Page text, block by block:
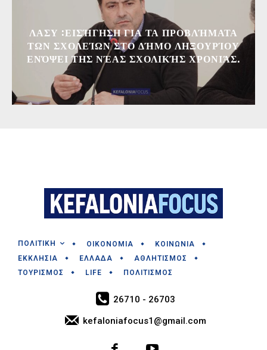
ΛΑΣΥ :ΕΙΣΉΓΗΣΗ ΓΙΑ ΤΑ ΠΡΟΒΛΉΜΑΤΑ
ΤΩΝ ΣΧΟΛΕΊΩΝ ΣΤΟ ΔΉΜΟ ΛΗΞΟΥΡΊΟΥ
ΕΝΌΨΕΙ ΤΗΣ ΝΈΑΣ ΣΧΟΛΙΚΉΣ ΧΡΟΝΙΆΣ.
ΠΟΛΙΤΙΚΗ ΟΙΚΟΝΟΜΙΑ
ΚΟΙΝΩΝΙΑ
ΕΚΚΛΗΣΙΑ
ΕΛΛΑΔΑ
ΑΘΛΗΤΙΣΜΟΣ
ΤΟΥΡΙΣΜΟΣ
LIFE ΠΟΛΙΤΙΣΜΟΣ
26710 - 26703
kefaloniafocus1@gmail.com